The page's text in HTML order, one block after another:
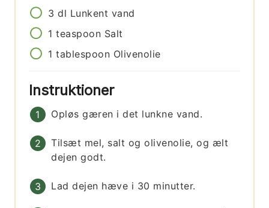
3 dl Lunkent vand
1 teaspoon Salt
1 tablespoon Olivenolie
Instruktioner
Opløs gæren i det lunkne vand.
Tilsæt mel, salt og olivenolie, og ælt
dejen godt.
Lad dejen hæve i 30 minutter.